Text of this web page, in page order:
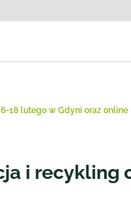
18 lutego w Gdyni oraz online
i recykling